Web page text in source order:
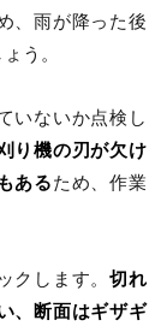
、雨が降った後
う。
いないか点検し
り機の刃が欠け
あるため、作業
クします。 切れ
、断面はギザギ